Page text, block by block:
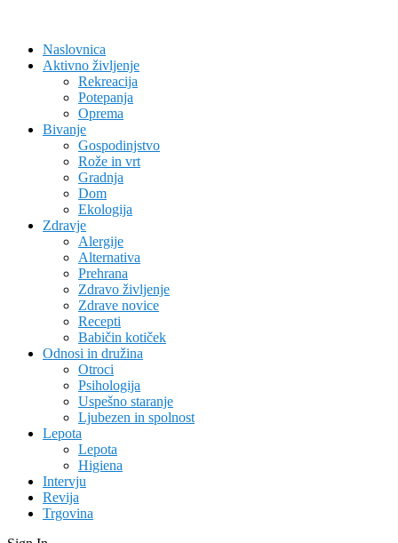
Naslovnica
Aktivno življenje
Rekreacija
Potepanja
Oprema
Bivanje
Gospodinjstvo
Rože in vrt
Gradnja
Dom
Ekologija
Zdravje
Alergije
Alternativa
Prehrana
Zdravo življenje
Zdrave novice
Recepti
Babičin kotiček
Odnosi in družina
Otroci
Psihologija
Uspešno staranje
Ljubezen in spolnost
Lepota
Lepota
Higiena
Intervju
Revija
Trgovina